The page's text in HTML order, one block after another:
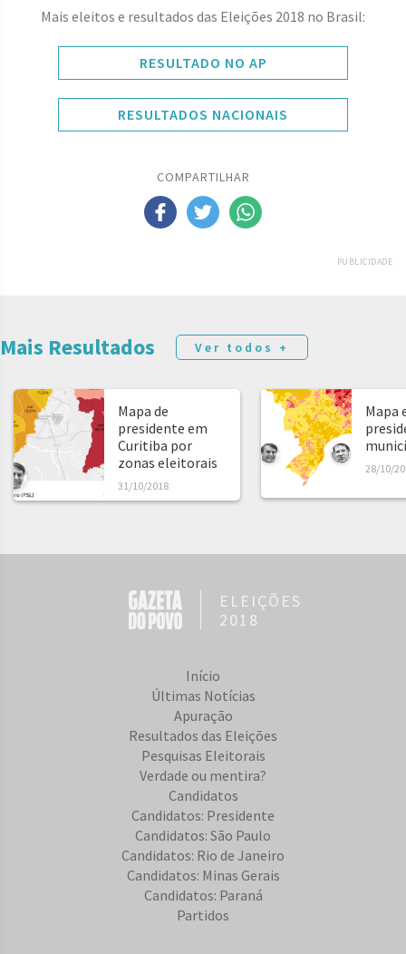
Mais eleitos e resultados das Eleições 2018 no Brasil:
RESULTADO NO AP
RESULTADOS NACIONAIS
COMPARTILHAR
PUBLICIDADE
Mais Resultados Ver todos +
Mapa de
presidente em
Curitiba por
zonas eleitorais
31/10/2018
Mapa
28/10/
ELEIÇÕES
2018
Início
Últimas Notícias
Apuração
Resultados das Eleições
Pesquisas Eleitorais
Verdade ou mentira?
Candidatos
Candidatos: Presidente
Candidatos: São Paulo
Candidatos: Rio de Janeiro
Candidatos: Minas Gerais
Candidatos: Paraná
Partidos